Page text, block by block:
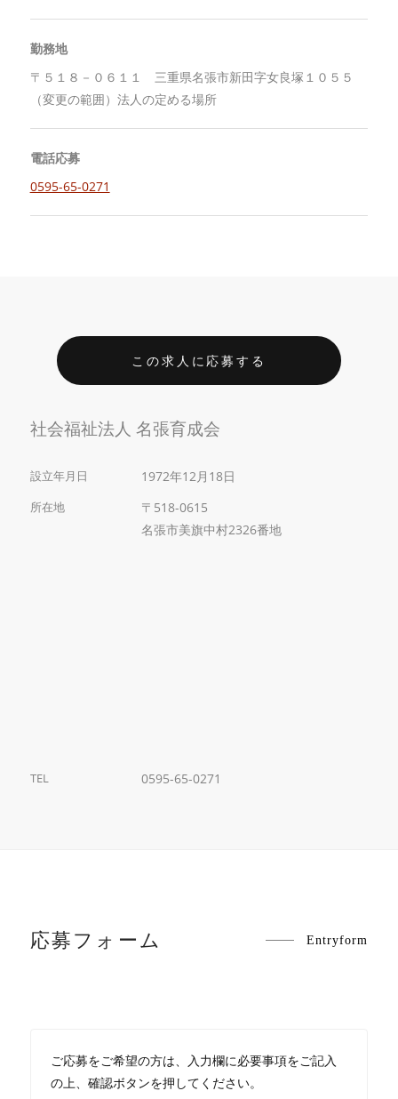
勤務地
〒５１８－０６１１ 三重県名張市新田字女良塚１０５５
（変更の範囲）法人の定める場所
電話応募
0595-65-0271
この求人に応募する
社会福祉法人 名張育成会
設立年月日 1972年12月18日
所在地
〒518-0615
名張市美旗中村2326番地
TEL 0595-65-0271
応募フォーム Entryform
ご応募をご希望の方は、入力欄に必要事項をご記入
の上、確認ボタンを押してください。